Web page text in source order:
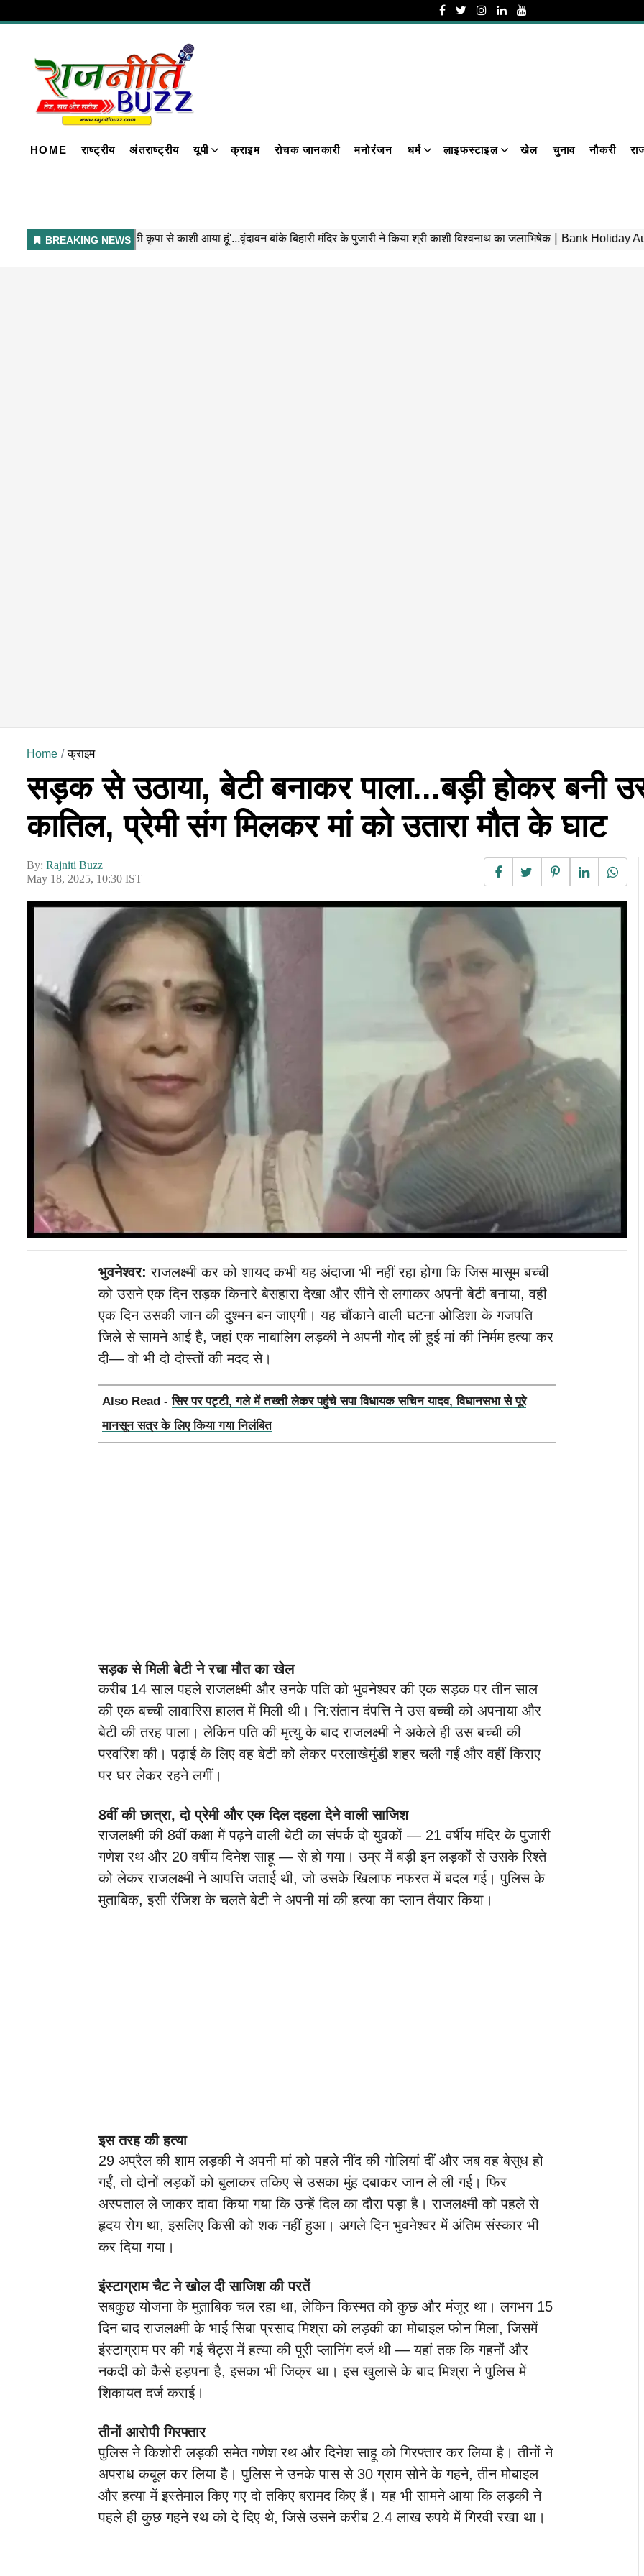
HOME राष्ट्रीय अंतराष्ट्रीय यूपी क्राइम रोचक जानकारी मनोरंजन धर्म लाइफस्टाइल खेल चुनाव नौकरी
Home क्राइम
सड़क से उठाया, बेटी बनाकर पाला...बड़ी होकर बनी
कातिल, प्रेमी संग मिलकर मां को उतारा मौत के घाट
By: Rajniti Buzz
May 18, 2025, 10:30 IST
भुवनेश्वर:राजलक्ष्मी कर को शायद कभी यह अंदाजा भी नहीं रहा होगा कि जिस मासूम बच्ची
को उसने एक दिन सड़क किनारे बेसहारा देखा और सीने से लगाकर अपनी बेटी बनाया, वही
एक दिन उसकी जान की दुश्मन बन जाएगी। यह चौंकाने वाली घटना ओडिशा के गजपति
जिले से सामने आई है, जहां एक नाबालिग लड़की ने अपनी गोद ली हुई मां की निर्मम हत्या कर
दी— वो भी दो दोस्तों की मदद से।
Also Read -सिर पर पट्टी, गले में तख्ती लेकर पहुंचे सपा विधायक सचिन यादव, विधानसभा से पूरे
मानसून सत्र के लिए किया गया निलंबित
सड़क से मिली बेटी ने रचा मौत का खेल
करीब 14 साल पहले राजलक्ष्मी और उनके पति को भुवनेश्वर की एक सड़क पर तीन साल
की एक बच्ची लावारिस हालत में मिली थी। नि:संतान दंपत्ति ने उस बच्ची को अपनाया और
बेटी की तरह पाला। लेकिन पति की मृत्यु के बाद राजलक्ष्मी ने अकेले ही उस बच्ची की
परवरिश की। पढ़ाई के लिए वह बेटी को लेकर परलाखेमुंडी शहर चली गईं और वहीं किराए
पर घर लेकर रहने लगीं।
8वीं की छात्रा, दो प्रेमी और एक दिल दहला देने वाली साजिश
राजलक्ष्मी की 8वीं कक्षा में पढ़ने वाली बेटी का संपर्क दो युवकों — 21 वर्षीय मंदिर के पुजारी
गणेश रथ और 20 वर्षीय दिनेश साहू — से हो गया। उम्र में बड़ी इन लड़कों से उसके रिश्ते
को लेकर राजलक्ष्मी ने आपत्ति जताई थी, जो उसके खिलाफ नफरत में बदल गई। पुलिस के
मुताबिक, इसी रंजिश के चलते बेटी ने अपनी मां की हत्या का प्लान तैयार किया।
इस तरह की हत्या
29 अप्रैल की शाम लड़की ने अपनी मां को पहले नींद की गोलियां दीं और जब वह बेसुध हो
गईं, तो दोनों लड़कों को बुलाकर तकिए से उसका मुंह दबाकर जान ले ली गई। फिर
अस्पताल ले जाकर दावा किया गया कि उन्हें दिल का दौरा पड़ा है। राजलक्ष्मी को पहले से
हृदय रोग था, इसलिए किसी को शक नहीं हुआ। अगले दिन भुवनेश्वर में अंतिम संस्कार भी
कर दिया गया।
इंस्टाग्राम चैट ने खोल दी साजिश की परतें
सबकुछ योजना के मुताबिक चल रहा था, लेकिन किस्मत को कुछ और मंजूर था। लगभग 15
दिन बाद राजलक्ष्मी के भाई सिबा प्रसाद मिश्रा को लड़की का मोबाइल फोन मिला, जिसमें
इंस्टाग्राम पर की गई चैट्स में हत्या की पूरी प्लानिंग दर्ज थी — यहां तक कि गहनों और
नकदी को कैसे हड़पना है, इसका भी जिक्र था। इस खुलासे के बाद मिश्रा ने पुलिस में
शिकायत दर्ज कराई।
तीनों आरोपी गिरफ्तार
पुलिस ने किशोरी लड़की समेत गणेश रथ और दिनेश साहू को गिरफ्तार कर लिया है। तीनों ने
अपराध कबूल कर लिया है। पुलिस ने उनके पास से 30 ग्राम सोने के गहने, तीन मोबाइल
और हत्या में इस्तेमाल किए गए दो तकिए बरामद किए हैं। यह भी सामने आया कि लड़की ने
पहले ही कुछ गहने रथ को दे दिए थे, जिसे उसने करीब 2.4 लाख रुपये में गिरवी रखा था।